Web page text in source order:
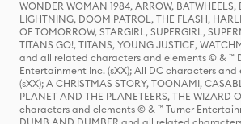
WONDER WOMAN 1984, ARROW,
LIGHTNING, DOOM PATROL, THE FLASH,
OF TOMORROW, STARGIRL, SUPERGIRL,
TITANS GO!, TITANS, YOUNG JUSTICE,
and all related characters and elements © & ™
Entertainment Inc. (sXX); All DC characters
(sXX); A CHRISTMAS STORY, TOONAMI,
PLANET AND THE PLANETEERS, THE WIZARD
characters and elements © & ™ Turner